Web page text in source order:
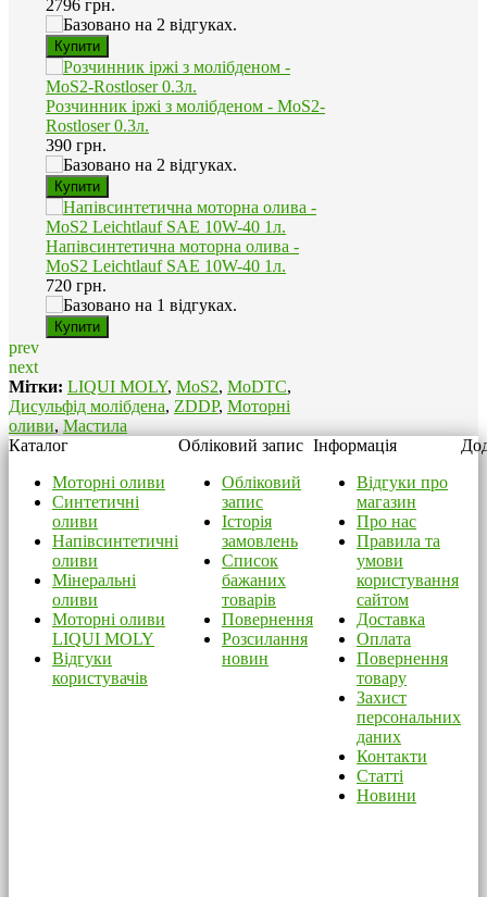
2796 грн.
Розчинник іржі з молібденом - MoS2-
Rostloser 0.3л.
390 грн.
Напівсинтетична моторна олива -
MoS2 Leichtlauf SAE 10W-40 1л.
720 грн.
prev
next
Мітки: LIQUI MOLY, MoS2, MoDTC,
Дисульфід молібдена, ZDDP, Моторні
оливи, Мастила
Каталог
Моторні оливи
Синтетичні
оливи
Напівсинтетичні
оливи
Мінеральні
оливи
Моторні оливи
LIQUI MOLY
Відгуки
користувачів
Обліковий запис
Обліковий
запис
Історія
замовлень
Список
бажаних
товарів
Повернення
Розсилання
новин
Інформація
Відгуки про
магазин
Про нас
Правила та
умови
користування
сайтом
Доставка
Оплата
Повернення
товару
Захист
персональних
даних
Контакти
Статті
Новини